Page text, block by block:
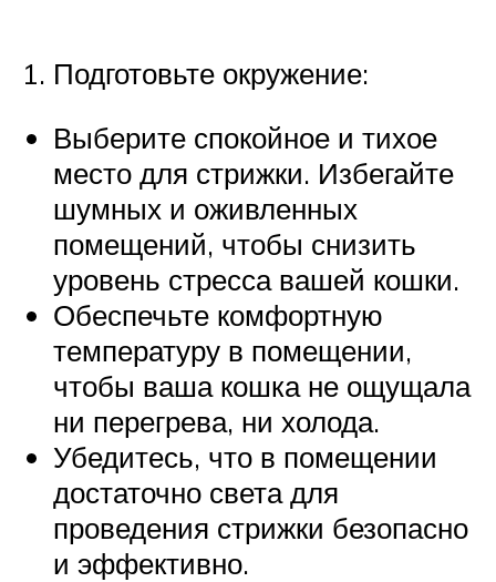
Подготовьте окружение:
Выберите спокойное и тихое
место для стрижки. Избегайте
шумных и оживленных
помещений, чтобы снизить
уровень стресса вашей кошки.
Обеспечьте комфортную
температуру в помещении,
чтобы ваша кошка не ощущала
ни перегрева, ни холода.
Убедитесь, что в помещении
достаточно света для
проведения стрижки безопасно
и эффективно.